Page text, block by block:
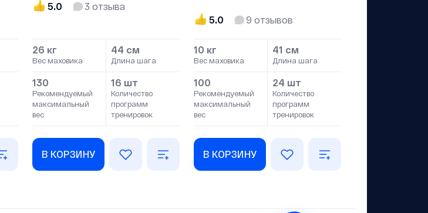
5.0 3 отзыва
26 кг
Вес маховика
44 см
Длина шага
130
Рекомендуемый
максимальный
вес
16 шт
Количество
программ
тренировок
В КОРЗИНУ
5.0 9 отзывов
10 кг
Вес маховика
41 см
Длина шага
100
Рекомендуемый
максимальный
вес
24 шт
Количество
программ
тренировок
В КОРЗИНУ